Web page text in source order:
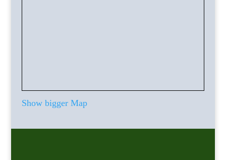
Show bigger Map